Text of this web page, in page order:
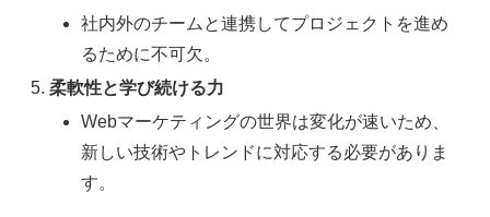
社内外のチームと連携してプロジェクトを進め
るために不可欠。
柔軟性と学び続ける力
Webマーケティングの世界は変化が速いため、
新しい技術やトレンドに対応する必要がありま
す。